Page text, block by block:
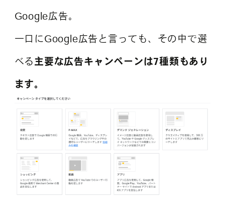
Google広告。
一口にGoogle広告と言っても、その中で選
べる 主要な広告キャンペーンは7種類もあり
ます。